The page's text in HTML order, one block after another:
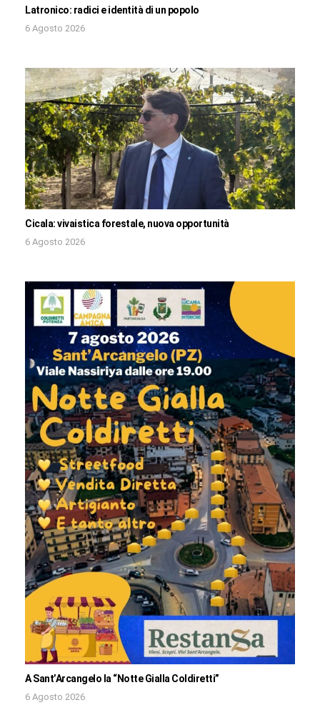
Latronico: radici e identità di un popolo
6 Agosto 2026
Cicala: vivaistica forestale, nuova opportunità
6 Agosto 2026
A Sant’Arcangelo la “Notte Gialla Coldiretti”
6 Agosto 2026